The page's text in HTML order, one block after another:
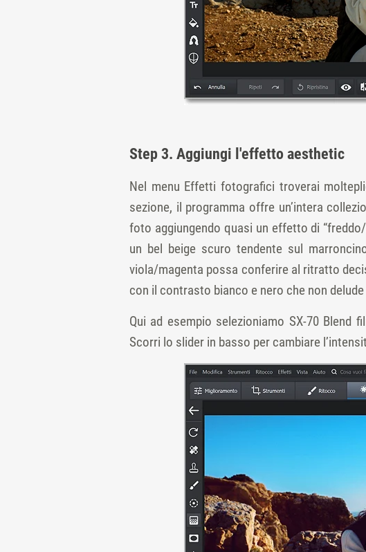
Step 3. Aggiungi l'effetto aesthetic
Nel menu Effetti fotografici troverai
sezione, il programma offre un’intera
foto aggiungendo quasi un effetto di
un bel beige scuro tendente sul
viola/magenta possa conferire al ritratto
con il contrasto bianco e nero che non
Qui ad esempio selezioniamo SX-70
Scorri lo slider in basso per cambiare